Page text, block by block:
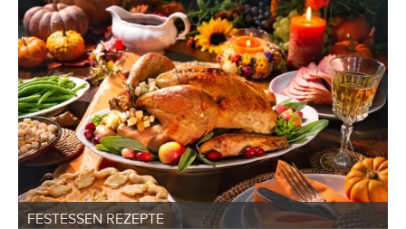
FESTESSEN REZEPTE